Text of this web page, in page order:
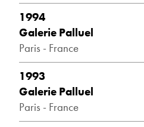
1994
Galerie Palluel
Paris - France
1993
Galerie Palluel
Paris - France